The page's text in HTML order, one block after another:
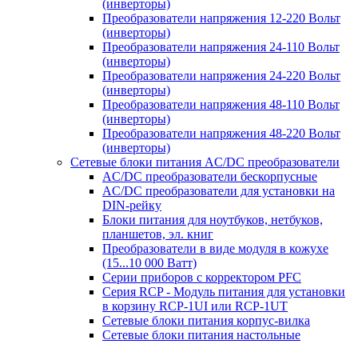
(инверторы)
Преобразователи напряжения 12-220 Вольт
(инверторы)
Преобразователи напряжения 24-110 Вольт
(инверторы)
Преобразователи напряжения 24-220 Вольт
(инверторы)
Преобразователи напряжения 48-110 Вольт
(инверторы)
Преобразователи напряжения 48-220 Вольт
(инверторы)
Сетевые блоки питания AC/DC преобразователи
AC/DC преобразователи бескорпусные
AC/DC преобразователи для установки на
DIN-рейку
Блоки питания для ноутбуков, нетбуков,
планшетов, эл. книг
Преобразователи в виде модуля в кожухе
(15...10 000 Ватт)
Серии приборов с корректором PFC
Серия RCP - Модуль питания для установки
в корзину RCP-1UI или RCP-1UT
Сетевые блоки питания корпус-вилка
Сетевые блоки питания настольные